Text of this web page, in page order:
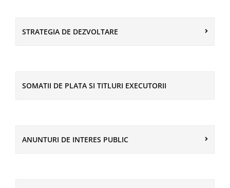
STRATEGIA DE DEZVOLTARE
SOMATII DE PLATA SI TITLURI EXECUTORII
ANUNTURI DE INTERES PUBLIC